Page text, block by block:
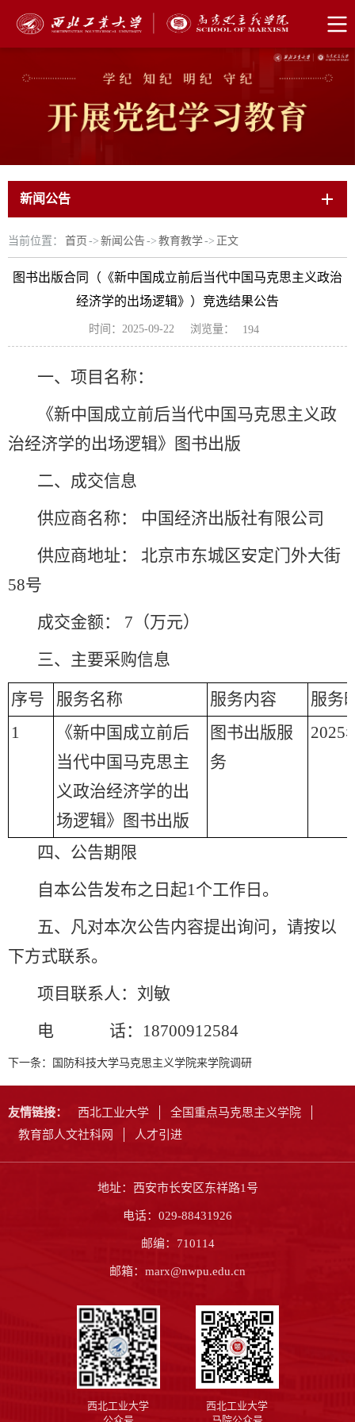
新闻公告
当前位置： 首页 -> 新闻公告-> 教育教学-> 正文
图书出版合同（《新中国成立前后当代中国马克思主义政治
经济学的出场逻辑》）竞选结果公告
时间：2025-09-22 浏览量： 194
一、项目名称：
《新中国成立前后当代中国马克思主义政
治经济学的出场逻辑》图书出版
二、成交信息
供应商名称： 中国经济出版社有限公司
供应商地址： 北京市东城区安定门外大街
58号
成交金额： 7（万元）
三、主要采购信息
序号 服务名称 服务内容
服务
1
《新中国成立前后
当代中国马克思主
义政治经济学的出
场逻辑》图书出版
图书出版服
务
2025
四、公告期限
自本公告发布之日起1个工作日。
五、凡对本次公告内容提出询问，请按以
下方式联系。
项目联系人：刘敏
电 话：18700912584
下一条： 国防科技大学马克思主义学院来学院调研
友情链接： 西北工业大学
全国重点马克思主义学院
教育部人文社科网
人才引进
地址：西安市长安区东祥路1号
电话：029-88431926
邮编：710114
邮箱：marx@nwpu.edu.cn
西北工业大学
西北工业大学